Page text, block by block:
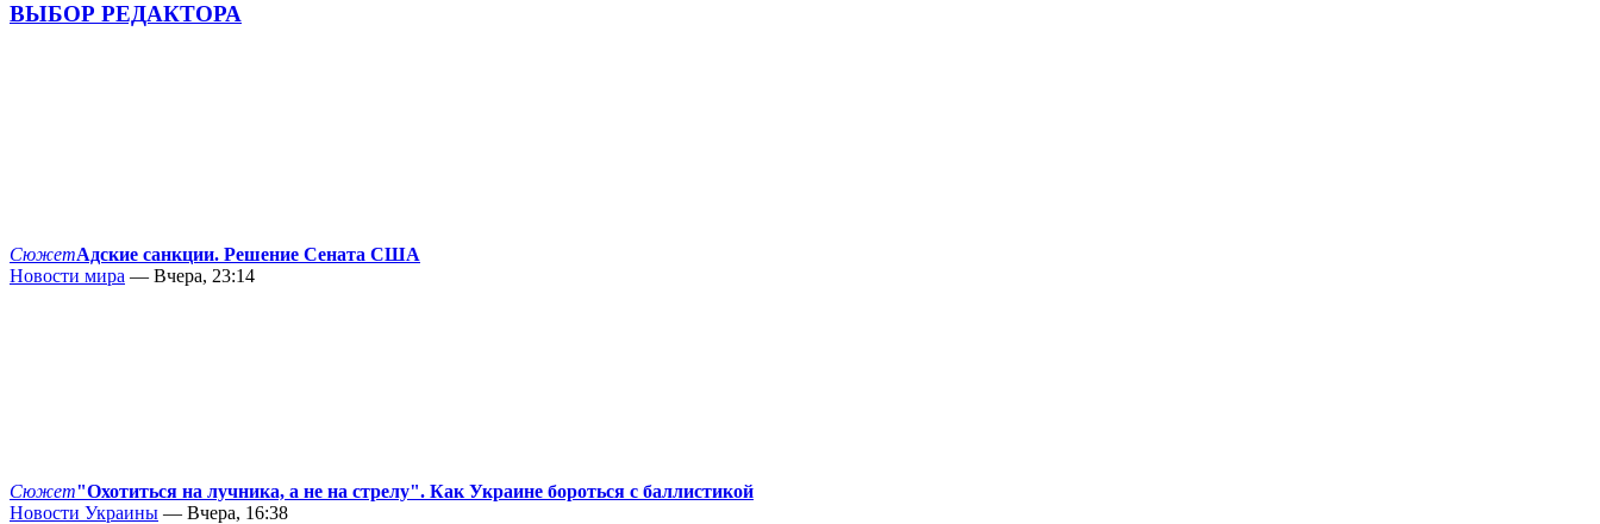
ВЫБОР РЕДАКТОРА
СюжетАдские санкции. Решение Сената США
Новости мира — Вчера, 23:14
Сюжет"Охотиться на лучника, а не на стрелу". Как Украине бороться с баллистикой
Новости Украины — Вчера, 16:38